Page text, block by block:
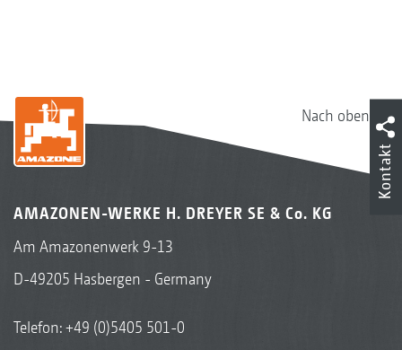
Nach oben
AMAZONEN-WERKE H. DREYER SE & Co. KG
Am Amazonenwerk 9-13
D-49205 Hasbergen - Germany
Telefon:+49 (0)5405 501-0
Kontakt